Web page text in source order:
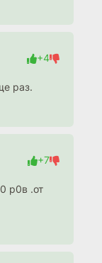
+4
раз.
+7
р0в .от